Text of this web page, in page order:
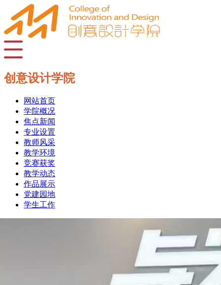
创意设计学院
网站首页
学院概况
焦点新闻
专业设置
教师风采
教学环境
竞赛获奖
教学动态
作品展示
党建园地
学生工作